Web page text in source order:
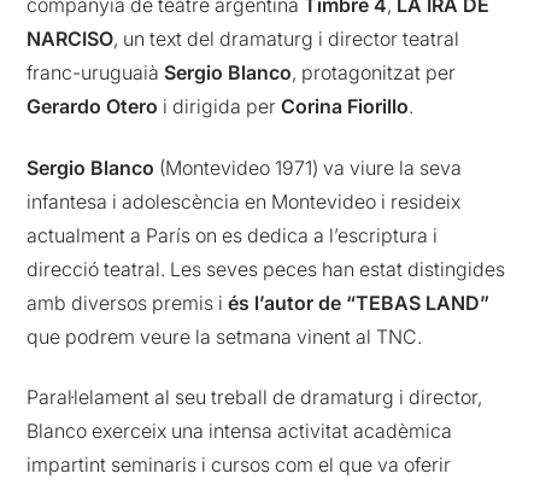
companyia de teatre argentinaTimbre 4, LA IRA DE
NARCISO, un text del dramaturg i director teatral
franc-uruguaiàSergio Blanco, protagonitzat per
Gerardo Otero i dirigida perCorina Fiorillo.
Sergio Blanco (Montevideo 1971) va viure la seva
infantesa i adolescència en Montevideo i resideix
actualment a París on es dedica a l’escriptura i
direcció teatral. Les seves peces han estat distingides
amb diversos premis iés l’autor de “TEBAS LAND”
que podrem veure la setmana vinent al TNC.
Paral·lelament al seu treball de dramaturg i director,
Blanco exerceix una intensa activitat acadèmica
impartint seminaris i cursos com el que va oferir